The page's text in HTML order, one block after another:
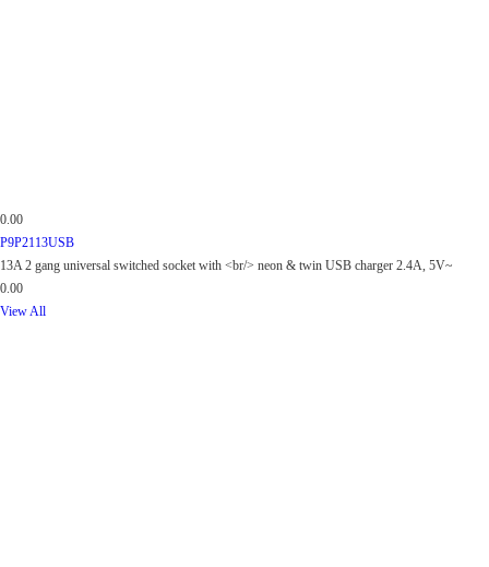
0.00
P9P2113USB
13A 2 gang universal switched socket with <br/> neon & twin USB charger 2.4A, 5V~
0.00
View All